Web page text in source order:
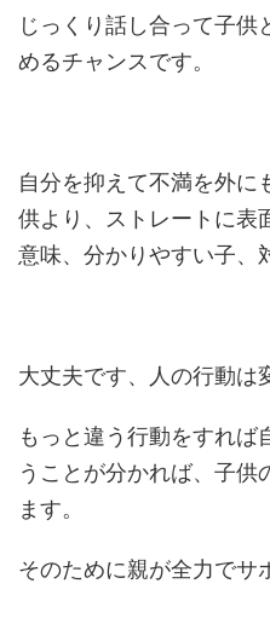
じっくり話し合って子供
めるチャンスです。
自分を抑えて不満を外に
供より、ストレートに表
意味、分かりやすい子、
大丈夫です、人の行動は
もっと違う行動をすれば
うことが分かれば、子供
ます。
そのために親が全力でサ